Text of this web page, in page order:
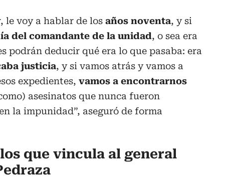
le voy a hablar de los años noventa, y si
del comandante de la unidad, o sea era
podrán deducir qué era lo que pasaba: era
justicia, y si vamos atrás y vamos a
expedientes, vamos a encontrarnos
asesinatos que nunca fueron
la impunidad”, aseguró de forma
que vincula al general